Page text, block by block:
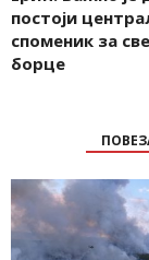
постоји
споменик за
борце